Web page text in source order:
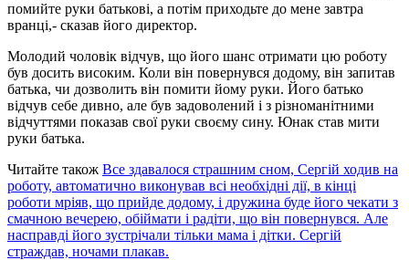
помийте руки батькові, а потім приходьте до мене завтра
вранці,- сказав його директор.
Молодий чоловік відчув, що його шанс отримати цю роботу
був досить високим. Коли він повернувся додому, він запитав
батька, чи дозволить він помити йому руки. Його батько
відчув себе дивно, але був задоволений і з різноманітними
відчуттями показав свої руки своєму сину. Юнак став мити
руки батька.
Читайте також Все здавалося страшним сном, Сергій ходив на
роботу, автоматично виконував всі необхідні дії, в кінці
роботи мріяв, що прийде додому, і дружина буде його чекати з
смачною вечерею, обіймати і радіти, що він повернувся. Але
насправді його зустрічали тільки мама і дітки. Сергій
страждав, ночами плакав.